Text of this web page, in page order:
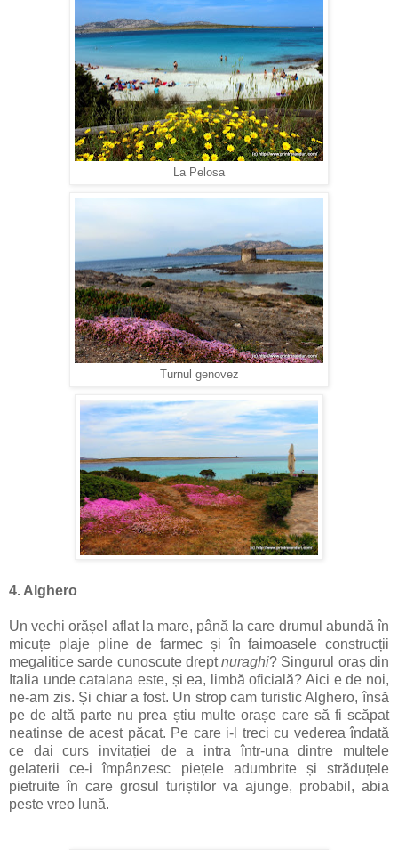
La Pelosa
Turnul genovez
4. Alghero
Un vechi orășel aflat la mare, până la care drumul abundă în
micuțe plaje pline de farmec și în faimoasele construcții
megalitice sarde cunoscute dreptnuraghi? Singurul oraș din
Italia unde catalana este, și ea, limbă oficială? Aici e de noi,
ne-am zis. Și chiar a fost. Un strop cam turistic Alghero, însă
pe de altă parte nu prea știu multe orașe care să fi scăpat
neatinse de acest păcat. Pe care i-l treci cu vederea îndată
ce dai curs invitației de a intra într-una dintre multele
gelaterii ce-i împânzesc piețele adumbrite și străduțele
pietruite în care grosul turiștilor va ajunge, probabil, abia
peste vreo lună.